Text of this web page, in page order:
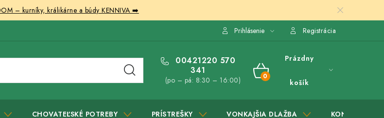
– kurníky, králikárne a búdy KENNIVA ➡️
Prihlásenie Registrácia
00421220 570
341
(po – pá: 8:30 – 16:00)
NÁKUPNÝ
Prázdny
košík
CHOVATEĽSKÉ POTREBY PRÍSTREŠKY VONKAJŠIA DLAŽBA KONTAKTY